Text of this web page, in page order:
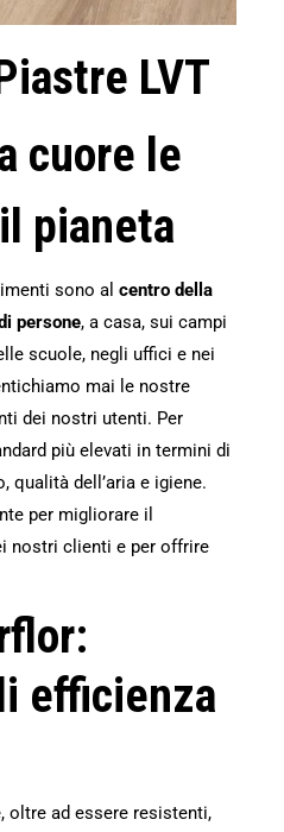
LVT
cuore le
pianeta
sono al centro della
persone, a casa, sui campi
scuole, negli uffici e nei
mai le nostre
dei nostri utenti. Per
più elevati in termini di
qualità dell’aria e igiene.
per migliorare il
nostri clienti e per offrire
efficienza
oltre ad essere resistenti,